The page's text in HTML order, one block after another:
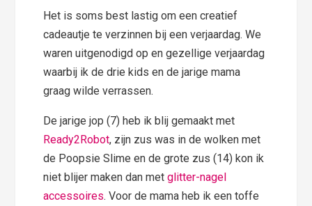
Het is soms best lastig om een creatief
cadeautje te verzinnen bij een verjaardag. We
waren uitgenodigd op en gezellige verjaardag
waarbij ik de drie kids en de jarige mama
graag wilde verrassen.
De jarige jop (7) heb ik blij gemaakt met
Ready2Robot, zijn zus was in de wolken met
de Poopsie Slime en de grote zus (14) kon ik
niet blijer maken dan metglitter-nagel
accessoires. Voor de mama heb ik een toffe